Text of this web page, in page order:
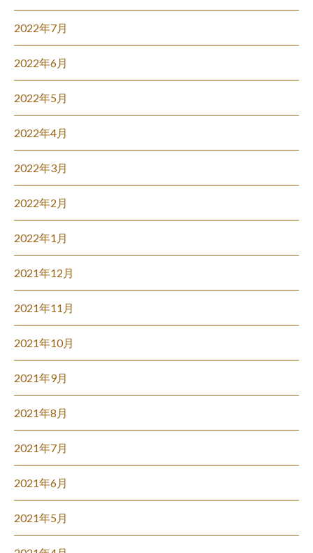
2022年7月
2022年6月
2022年5月
2022年4月
2022年3月
2022年2月
2022年1月
2021年12月
2021年11月
2021年10月
2021年9月
2021年8月
2021年7月
2021年6月
2021年5月